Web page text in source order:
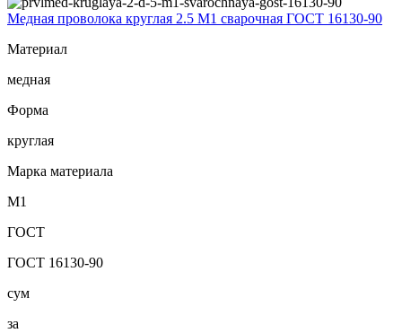
Медная проволока круглая 2.5 М1 сварочная ГОСТ 16130-90
Материал
медная
Форма
круглая
Марка материала
М1
ГОСТ
ГОСТ 16130-90
сум
за